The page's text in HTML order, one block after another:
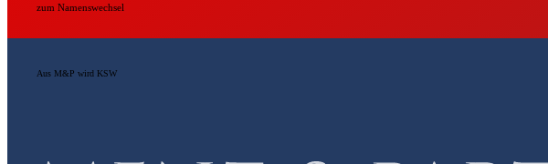
zum Namenswechsel
Aus M&P wird KSW